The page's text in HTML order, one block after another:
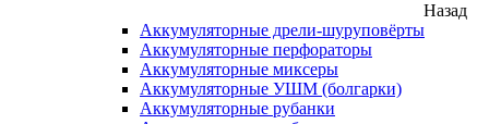
Назад
Аккумуляторные дрели-шуруповёрты
Аккумуляторные перфораторы
Аккумуляторные миксеры
Аккумуляторные УШМ (болгарки)
Аккумуляторные рубанки